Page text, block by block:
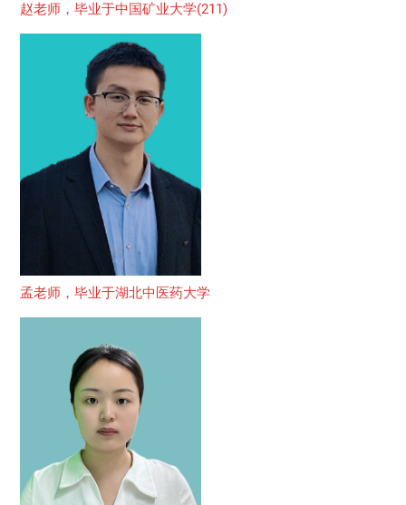
赵老师，毕业于中国矿业大学(211)
孟老师，毕业于湖北中医药大学